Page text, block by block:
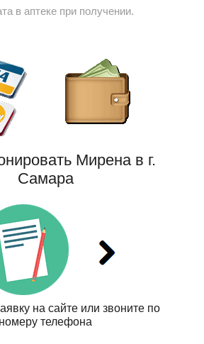
в аптеке при получении.
Мирена в г.
Самара
на сайте или звоните по
номеру телефона